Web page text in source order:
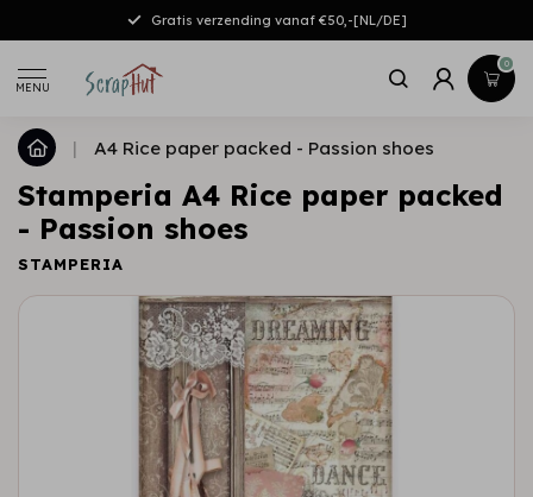
Gratis verzending vanaf €50,-[NL/DE]
MENU
0
| A4 Rice paper packed - Passion shoes
Stamperia A4 Rice paper packed
- Passion shoes
STAMPERIA